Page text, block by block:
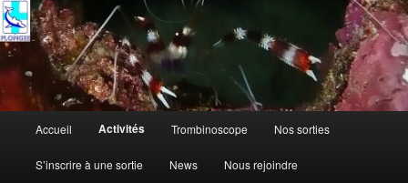
principal
Accueil Activités Trombinoscope Nos sorties
S’inscrire à une sortie News Nous rejoindre